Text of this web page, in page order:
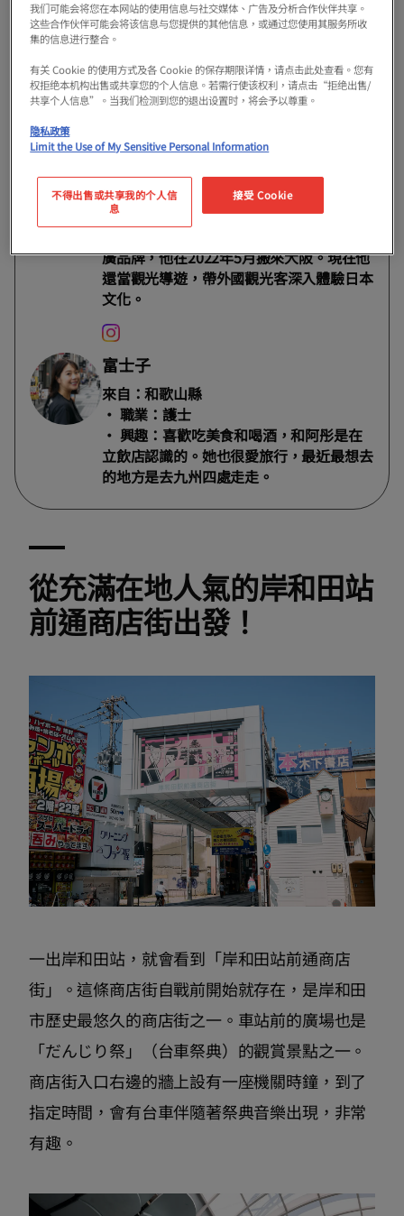
們一起透過他們的視角，來探索這座城市的魅力
來自：香港
2016年和朋友創立了自己的劍玉品牌
廣品牌，他在2022年5月搬來大阪。現在他
還當觀光導遊，帶外國觀光客深入體驗日本
文化。
富士子
來自：和歌山縣
• 職業：護士
• 興趣：喜歡吃美食和喝酒，和阿彤是在
立飲店認識的。她也很愛旅行，最近最想去
的地方是去九州四處走走。
從充滿在地人氣的岸和田站
前通商店街出發！
一出岸和田站，就會看到「岸和田站前通商店
街」。這條商店街自戰前開始就存在，是岸和田
市歷史最悠久的商店街之一。車站前的廣場也是
「だんじり祭」（台車祭典）的觀賞景點之一。
商店街入口右邊的牆上設有一座機關時鐘，到了
指定時間，會有台車伴隨著祭典音樂出現，非常
有趣。
我们可能会将您在本网站的使用信息与社交媒体、广告及分析合作伙伴共享。
这些合作伙伴可能会将该信息与您提供的其他信息，或通过您使用其服务所收
集的信息进行整合。
有关 Cookie 的使用方式及各 Cookie 的保存期限详情，请点击此处查看。您有
权拒绝本机构出售或共享您的个人信息。若需行使该权利，请点击“拒绝出售/
共享个人信息”。当我们检测到您的退出设置时，将会予以尊重。
隐私政策
Limit the Use of My Sensitive Personal Information
不得出售或共享我的个人信
息
接受 Cookie